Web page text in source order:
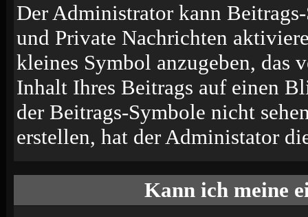
Der Administrator kann
und Private Nachrichten
kleines Symbol anzugeben, das
Inhalt Ihres Beitrags auf einen
der Beitrags-Symbole nicht
erstellen, hat der Administator
Kann ich meine